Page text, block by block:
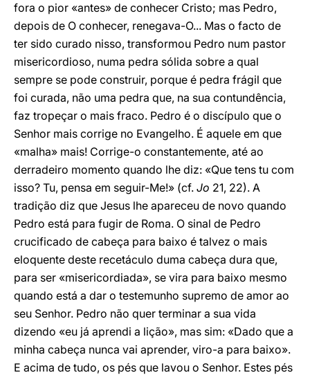
fora o pior «antes» de conhecer Cristo; mas Pedro,
depois de O conhecer, renegava-O... Mas o facto de
ter sido curado nisso, transformou Pedro num pastor
misericordioso, numa pedra sólida sobre a qual
sempre se pode construir, porque é pedra frágil que
foi curada, não uma pedra que, na sua contundência,
faz tropeçar o mais fraco. Pedro é o discípulo que o
Senhor mais corrige no Evangelho. É aquele em que
«malha» mais! Corrige-o constantemente, até ao
derradeiro momento quando lhe diz: «Que tens tu com
isso? Tu, pensa em seguir-Me!» (cf. Jo 21, 22). A
tradição diz que Jesus lhe apareceu de novo quando
Pedro está para fugir de Roma. O sinal de Pedro
crucificado de cabeça para baixo é talvez o mais
eloquente deste recetáculo duma cabeça dura que,
para ser «misericordiada», se vira para baixo mesmo
quando está a dar o testemunho supremo de amor ao
seu Senhor. Pedro não quer terminar a sua vida
dizendo «eu já aprendi a lição», mas sim: «Dado que a
minha cabeça nunca vai aprender, viro-a para baixo».
E acima de tudo, os pés que lavou o Senhor. Estes pés